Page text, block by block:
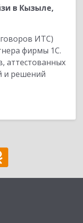
в Кызыле,
ИТС)
фирмы 1С.
аттестованных
и решений